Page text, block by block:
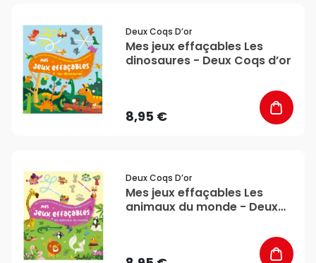
Deux Coqs D’or
Mes jeux effaçables Les
dinosaures - Deux Coqs d’or
8,95 €
Deux Coqs D’or
Mes jeux effaçables Les
animaux du monde - Deux